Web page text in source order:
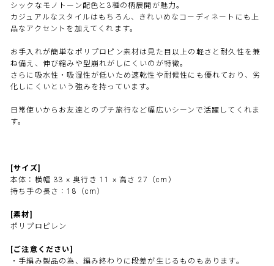
シックなモノトーン配色と3種の柄展開が魅力。
カジュアルなスタイルはもちろん、きれいめなコーディネートにも上
品なアクセントを加えてくれます。
お手入れが簡単なポリプロピン素材は見た目以上の軽さと耐久性を兼
ね備え、伸び縮みや型崩れがしにくいのが特徴。
さらに吸水性・吸湿性が低いため速乾性や耐候性にも優れており、劣
化しにくいという強みを持っています。
日常使いからお友達とのプチ旅行など幅広いシーンで活躍してくれま
す。
[サイズ]
本体：横幅 33 × 奥行き 11 × 高さ 27（cm）
持ち手の長さ：18（cm）
[素材]
ポリプロピレン
[ご注意ください]
・手編み製品の為、編み終わりに段差が生じるものもあります。